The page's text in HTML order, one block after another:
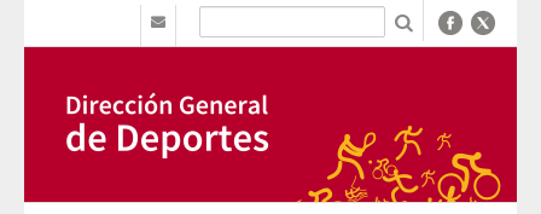
Saltar al contenido